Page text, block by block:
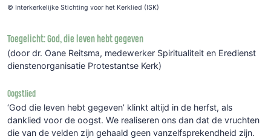
© Interkerkelijke Stichting voor het Kerklied (ISK)
Toegelicht: God, die leven hebt gegeven
(door dr. Oane Reitsma, medewerker Spiritualiteit en Eredienst
dienstenorganisatie Protestantse Kerk)
Oogstlied
‘God die leven hebt gegeven’ klinkt altijd in de herfst, als
danklied voor de oogst. We realiseren ons dan dat de vruchten
die van de velden zijn gehaald geen vanzelfsprekendheid zijn.